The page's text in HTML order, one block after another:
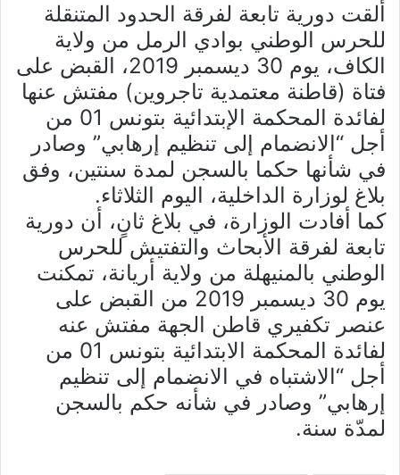
ألقت دورية تابعة لفرقة الحدود المتنقلة
للحرس الوطني بوادي الرمل من ولاية
الكاف، يوم 30 ديسمبر 2019، القبض على
فتاة (قاطنة معتمدية تاجروين) مفتش عنها
لفائدة المحكمة الإبتدائية بتونس 01 من
أجل “الانضمام إلى تنظيم إرهابي” وصادر
في شأنها حكما بالسجن لمدة سنتين، وفق
بلاغ لوزارة الداخلية، اليوم الثلاثاء.
كما أفادت الوزارة، في بلاغ ثانٍ، أن دورية
تابعة لفرقة الأبحاث والتفتيش للحرس
الوطني بالمنيهلة من ولاية أريانة، تمكنت
يوم 30 ديسمبر 2019 من القبض على
عنصر تكفيري قاطن الجهة مفتش عنه
لفائدة المحكمة الابتدائية بتونس 01 من
أجل “الاشتباه في الانضمام إلى تنظيم
إرهابي” وصادر في شأنه حكم بالسجن
لمدّة سنة.